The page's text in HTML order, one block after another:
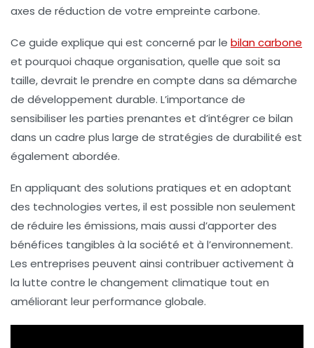
axes de réduction de votre empreinte carbone.
Ce guide explique qui est concerné par le bilan carbone
et pourquoi chaque organisation, quelle que soit sa
taille, devrait le prendre en compte dans sa démarche
de développement durable. L’importance de
sensibiliser les parties prenantes et d’intégrer ce bilan
dans un cadre plus large de stratégies de durabilité est
également abordée.
En appliquant des solutions pratiques et en adoptant
des technologies vertes, il est possible non seulement
de réduire les émissions, mais aussi d’apporter des
bénéfices tangibles à la société et à l’environnement.
Les entreprises peuvent ainsi contribuer activement à
la lutte contre le changement climatique tout en
améliorant leur performance globale.